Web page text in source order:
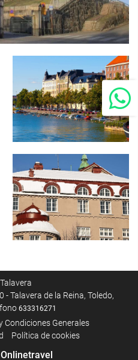
Talavera de la Reina, Toledo,
633316271
Condiciones Generales
Política de cookies
Onlinetravel